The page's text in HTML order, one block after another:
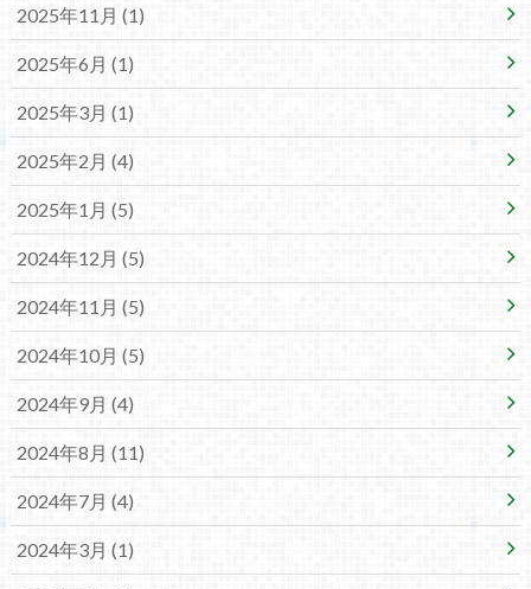
2025年11月 (1)
2025年6月 (1)
2025年3月 (1)
2025年2月 (4)
2025年1月 (5)
2024年12月 (5)
2024年11月 (5)
2024年10月 (5)
2024年9月 (4)
2024年8月 (11)
2024年7月 (4)
2024年3月 (1)